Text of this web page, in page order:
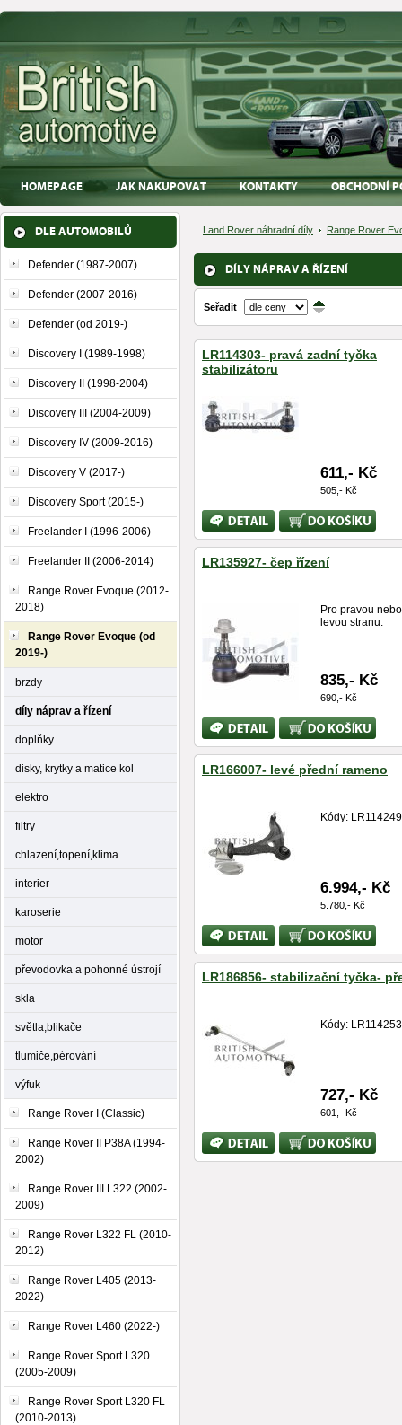
HOMEPAGE JAK NAKUPOVAT KONTAKTY OBCHODNÍ
DLE AUTOMOBILŮ
Defender (1987-2007)
Defender (2007-2016)
Defender (od 2019-)
Discovery I (1989-1998)
Discovery II (1998-2004)
Discovery III (2004-2009)
Discovery IV (2009-2016)
Discovery V (2017-)
Discovery Sport (2015-)
Freelander I (1996-2006)
Freelander II (2006-2014)
Range Rover Evoque (2012-
2018)
Range Rover Evoque (od
2019-)
brzdy
díly náprav a řízení
doplňky
disky, krytky a matice kol
elektro
filtry
chlazení,topení,klima
interier
karoserie
motor
převodovka a pohonné ústrojí
skla
světla,blikače
tlumiče,pérování
výfuk
Range Rover I (Classic)
Range Rover II P38A (1994-
2002)
Range Rover III L322 (2002-
2009)
Range Rover L322 FL (2010-
2012)
Range Rover L405 (2013-
2022)
Range Rover L460 (2022-)
Range Rover Sport L320
(2005-2009)
Range Rover Sport L320 FL
(2010-2013)
Land Rover náhradní díly Range Rover
DÍLY NÁPRAV A ŘÍZENÍ
Seřadit ↑
↓
LR114303- pravá zadní tyčka
stabilizátoru
611,- Kč
505,- Kč
Bližší
informace
Koupit
LR135927- čep řízení
Pro pravou nebo
levou stranu.
835,- Kč
690,- Kč
Bližší
informace
Koupit
LR166007- levé přední rameno
Kódy:
6.994,- Kč
5.780,- Kč
Bližší
informace
Koupit
LR186856- stabilizační tyčka-
Kódy:
727,- Kč
601,- Kč
Bližší
informace
Koupit